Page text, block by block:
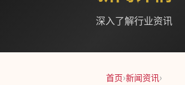
深入了解行业资讯
首页›新闻资讯›